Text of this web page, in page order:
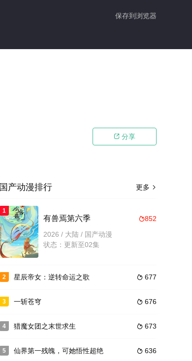
保存到浏览器
 分享
更多 
国产动漫排行
1
852
有兽焉第六季
2026 / 大陆 / 国产动漫
状态：更新至02集
2  677
星辰帝女：逆转命运之歌
3  676
一斩苍穹
4  673
猎魔女团之末世求生
5  636
仙界第一残魄，可她悟性超绝